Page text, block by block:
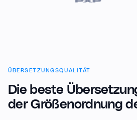
ÜBERSETZUNGSQUALITÄT
Die beste
der Größenordnung